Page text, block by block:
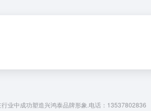
业中成功塑造兴鸿泰品牌形象.电话：13537802836